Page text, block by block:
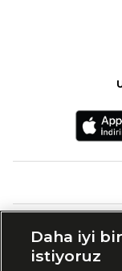
Daha iyi
istiyoruz